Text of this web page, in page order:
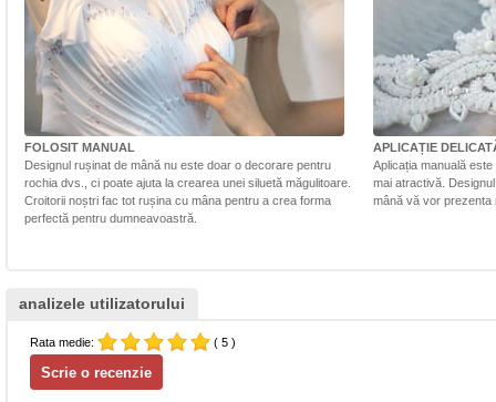
FOLOSIT MANUAL
Designul rușinat de mână nu este doar o decorare pentru
rochia dvs., ci poate ajuta la crearea unei siluetă măgulitoare.
Croitorii noștri fac tot rușina cu mâna pentru a crea forma
perfectă pentru dumneavoastră.
APLICAȚIE
Aplicația manuală
mai atractivă.
mână vă vor prezenta
analizele utilizatorului
Rata medie: ( 5 )